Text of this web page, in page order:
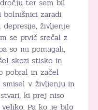
ter sem bil
zaradi
življenje
se prvič srečal z
so mi pomagali,
skozi stisko in
pobral in začel
smisel v življenju in
ki prej niso
Pa ko je bilo